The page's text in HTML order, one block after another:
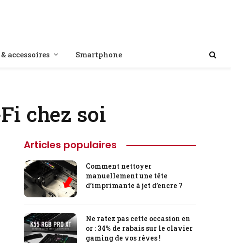
& accessoires Smartphone
chez soi
Articles populaires
Comment nettoyer
manuellement une tête
d’imprimante à jet d’encre ?
Ne ratez pas cette occasion en
or : 34% de rabais sur le clavier
gaming de vos rêves !